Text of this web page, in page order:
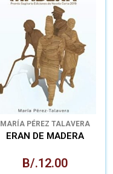
MARÍA PÉREZ TALAVERA
ERAN DE MADERA
B/.12.00